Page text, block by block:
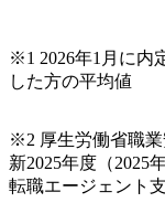
サルティングファ
できる 豊富な経験
ーションの開発 な
アケイパビリティ
できる 2026年8月
※1 2026年1月に内
した方の平均値
※2 厚生労働省職
新2025年度（2025
転職エージェント